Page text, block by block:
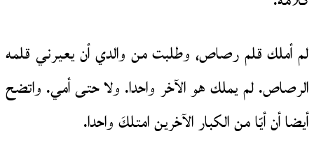
لم أملك قلم رصاص، وطلبت من والدي أن يعيرني قلمه
الرصاص. لم يملك هو الآخر واحدا. ولا حتى أمي. واتضح
أيضا أن أيّا من الكبار الآخرين امتلكَ واحدا.